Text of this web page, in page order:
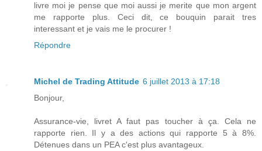
livre moi je pense que moi aussi je merite que mon argent
me rapporte plus. Ceci dit, ce bouquin parait tres
interessant et je vais me le procurer !
Répondre
Michel de Trading Attitude 6 juillet 2013 à 17:18
Bonjour,
Assurance-vie, livret A faut pas toucher à ça. Cela ne
rapporte rien. Il y a des actions qui rapporte 5 à 8%.
Détenues dans un PEA c'est plus avantageux.